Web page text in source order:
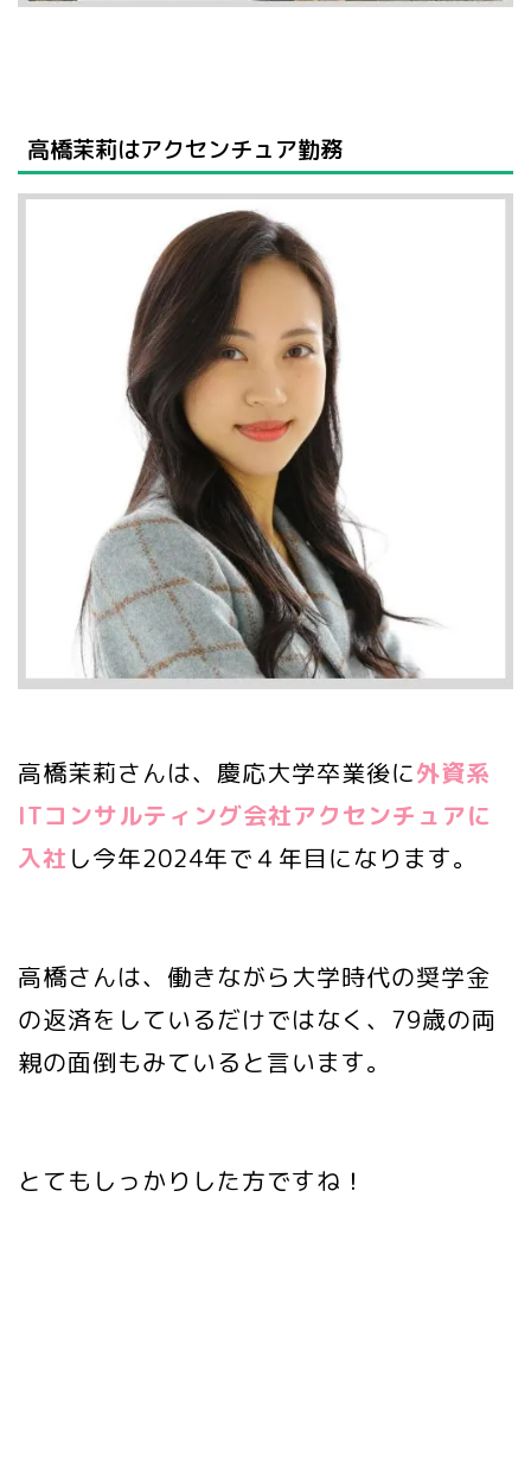
高橋茉莉はアクセンチュア勤務
高橋茉莉さんは、慶応大学卒業後に外資系
ITコンサルティング会社アクセンチュアに
入社 し今年2024年で４年目になります。
高橋さんは、働きながら大学時代の奨学金
の返済をしているだけではなく、79歳の両
親の面倒もみていると言います。
とてもしっかりした方ですね！